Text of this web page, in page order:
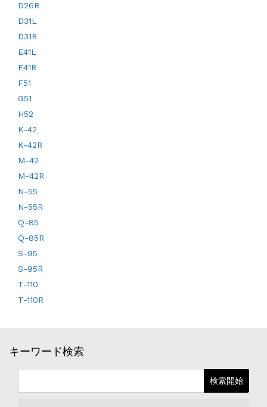
D26R
D31L
D31R
E41L
E41R
F51
G51
H52
K-42
K-42R
M-42
M-42R
N-55
N-55R
Q-85
Q-85R
S-95
S-95R
T-110
T-110R
キーワード検索